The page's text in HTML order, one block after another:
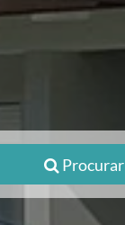
Procurar